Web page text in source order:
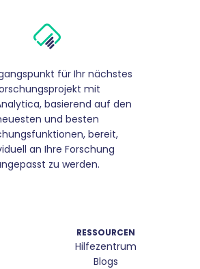
für Ihr nächstes
mit
basierend auf den
und besten
bereit,
an Ihre Forschung
zu werden.
RESSOURCEN
Hilfezentrum
Blogs